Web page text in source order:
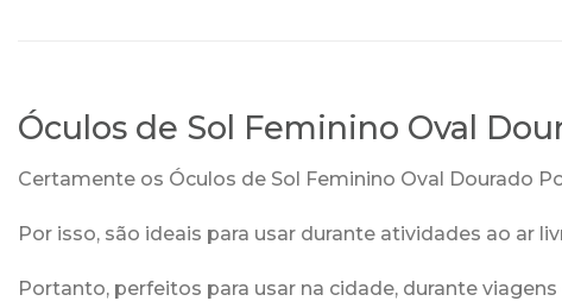
Óculos de Sol Feminino Oval
Certamente os Óculos de Sol Feminino Oval Dourado
Por isso, são ideais para usar durante atividades ao ar
Portanto, perfeitos para usar na cidade, durante